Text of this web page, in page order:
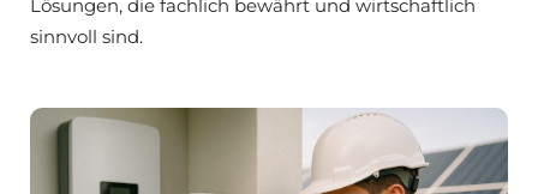
Lösungen, die fachlich bewährt und wirtschaftlich
sinnvoll sind.